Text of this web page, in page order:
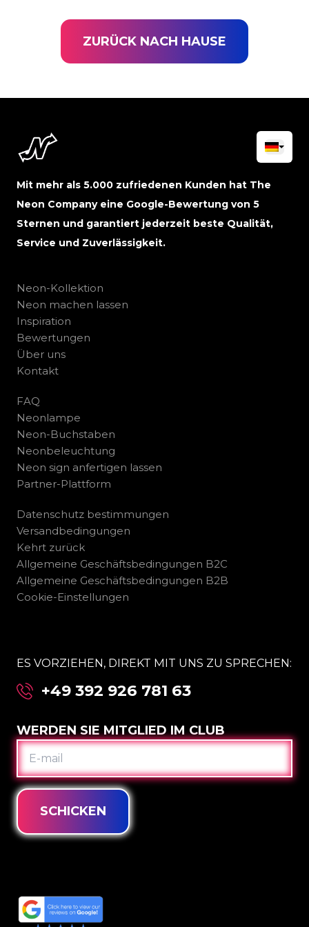
ZURÜCK NACH HAUSE
Mit mehr als 5.000 zufriedenen Kunden hat The
Neon Company eine Google-Bewertung von 5
Sternen und garantiert jederzeit beste Qualität,
Service und Zuverlässigkeit.
Neon-Kollektion
Neon machen lassen
Inspiration
Bewertungen
Über uns
Kontakt
FAQ
Neonlampe
Neon-Buchstaben
Neonbeleuchtung
Neon sign anfertigen lassen
Partner-Plattform
Datenschutz bestimmungen
Versandbedingungen
Kehrt zurück
Allgemeine Geschäftsbedingungen B2C
Allgemeine Geschäftsbedingungen B2B
Cookie-Einstellungen
ES VORZIEHEN, DIREKT MIT UNS ZU SPRECHEN:
+49 392 926 781 63
WERDEN SIE MITGLIED IM CLUB
E-
MAIL
SCHICKEN